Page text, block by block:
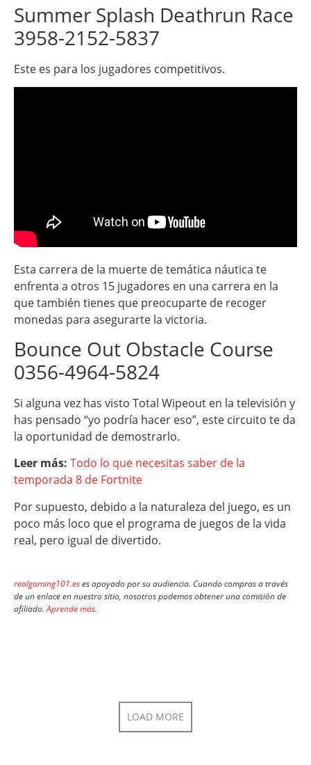
Summer Splash Deathrun Race
3958-2152-5837
Este es para los jugadores competitivos.
Esta carrera de la muerte de temática náutica te
enfrenta a otros 15 jugadores en una carrera en la
que también tienes que preocuparte de recoger
monedas para asegurarte la victoria.
Bounce Out Obstacle Course
0356-4964-5824
Si alguna vez has visto Total Wipeout en la televisión y
has pensado “yo podría hacer eso”, este circuito te da
la oportunidad de demostrarlo.
Leer más: Todo lo que necesitas saber de la
temporada 8 de Fortnite
Por supuesto, debido a la naturaleza del juego, es un
poco más loco que el programa de juegos de la vida
real, pero igual de divertido.
realgaming101.eses apoyado por su audiencia. Cuando compras a través
de un enlace en nuestro sitio, nosotros podemos obtener una comisión de
afiliado.Aprende más.
LOAD MORE